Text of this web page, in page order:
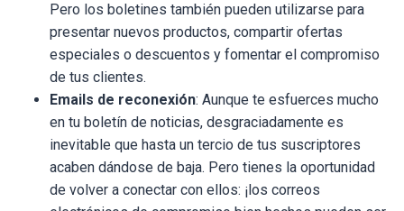
Pero los boletines también pueden utilizarse para
presentar nuevos productos, compartir ofertas
especiales o descuentos y fomentar el compromiso
de tus clientes.
Emails de reconexión: Aunque te esfuerces mucho
en tu boletín de noticias, desgraciadamente es
inevitable que hasta un tercio de tus suscriptores
acaben dándose de baja. Pero tienes la oportunidad
de volver a conectar con ellos: ¡los correos